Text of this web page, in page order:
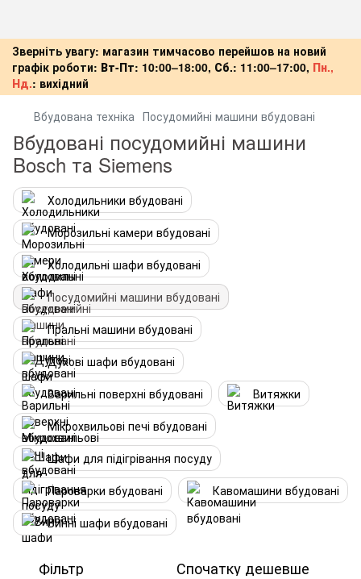
Зверніть увагу: магазин тимчасово перейшов на новий
графік роботи: Вт-Пт: 10:00–18:00, Сб.: 11:00–17:00, Пн.,
Нд.: вихідний
Вбудована техніка Посудомийні машини вбудовані
Вбудовані посудомийні машини
Bosch та Siemens
Холодильники вбудовані
Морозильні камери вбудовані
Холодильні шафи вбудовані
Посудомийні машини вбудовані
Пральні машини вбудовані
Духові шафи вбудовані
Варильні поверхні вбудовані
Витяжки
Мікрохвильові печі вбудовані
Шафи для підігрівання посуду
Пароварки вбудовані
Кавомашини вбудовані
Винні шафи вбудовані
Фільтр Спочатку дешевше